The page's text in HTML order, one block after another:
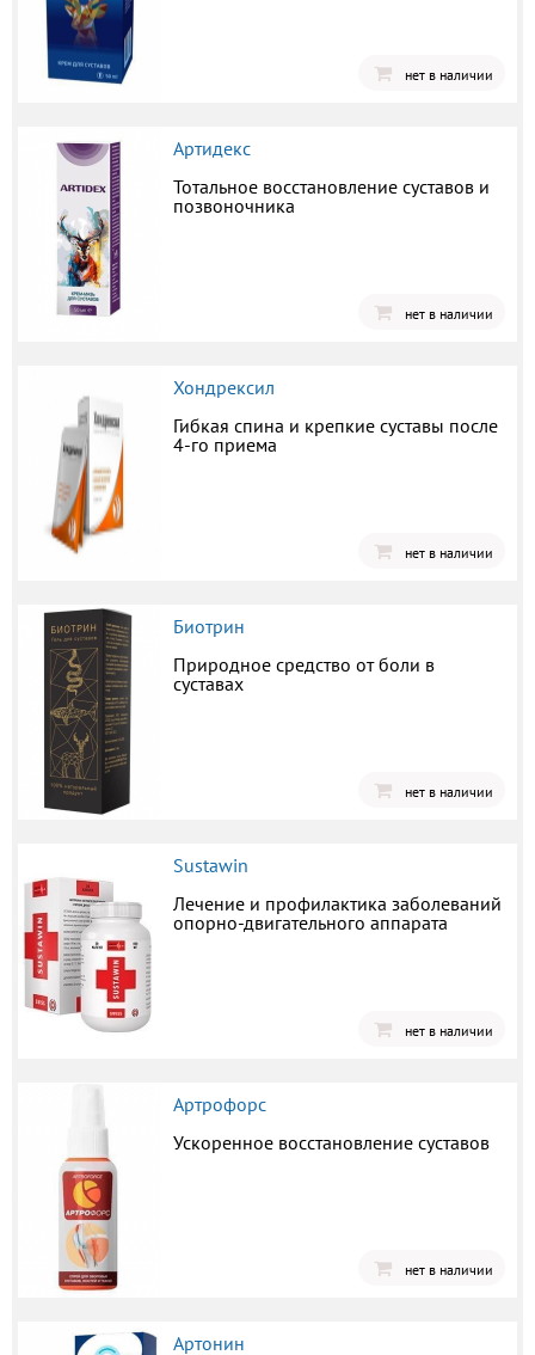
нет в наличии
Артидекс
Тотальное восстановление суставов и
позвоночника
нет в наличии
Хондрексил
Гибкая спина и крепкие суставы после
4-го приема
нет в наличии
Биотрин
Природное средство от боли в
суставах
нет в наличии
Sustawin
Лечение и профилактика заболеваний
опорно-двигательного аппарата
нет в наличии
Артрофорс
Ускоренное восстановление суставов
нет в наличии
Артонин